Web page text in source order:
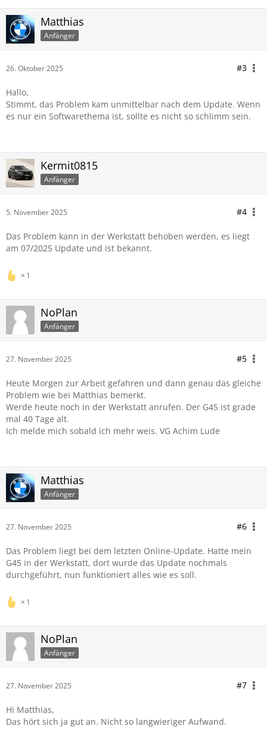
Matthias
Anfänger
26. Oktober 2025 #3
Hallo,
Stimmt, das Problem kam unmittelbar nach dem Update. Wenn
es nur ein Softwarethema ist, sollte es nicht so schlimm sein.
Kermit0815
Anfänger
5. November 2025 #4
Das Problem kann in der Werkstatt behoben werden, es liegt
am 07/2025 Update und ist bekannt.
1
NoPlan
Anfänger
27. November 2025 #5
Heute Morgen zur Arbeit gefahren und dann genau das gleiche
Problem wie bei Matthias bemerkt.
Werde heute noch in der Werkstatt anrufen. Der G45 ist grade
mal 40 Tage alt.
Ich melde mich sobald ich mehr weis. VG Achim Lude
Matthias
Anfänger
27. November 2025 #6
Das Problem liegt bei dem letzten Online-Update. Hatte mein
G45 in der Werkstatt, dort wurde das Update nochmals
durchgeführt, nun funktioniert alles wie es soll.
1
NoPlan
Anfänger
27. November 2025 #7
Hi Matthias,
Das hört sich ja gut an. Nicht so langwieriger Aufwand.